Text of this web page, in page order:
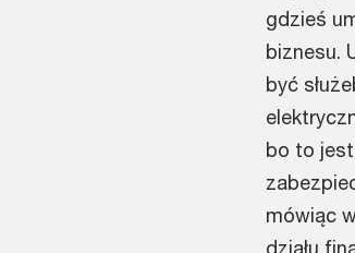
gdzieś
biznesu.
być
bo to
mówiąc
działu